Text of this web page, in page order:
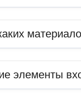
элементы